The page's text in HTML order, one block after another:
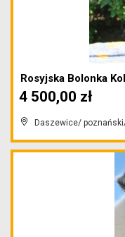
Rosyjska Bolonka
Daszewice/
4 500,00 zł